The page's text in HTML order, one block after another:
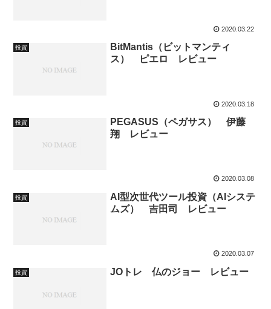
2020.03.22
投資
BitMantis（ビットマンティ
ス） ピエロ レビュー
2020.03.18
投資
PEGASUS（ペガサス） 伊藤
翔 レビュー
2020.03.08
投資
AI型次世代ツール投資（AIシステ
ムズ） 吉田司 レビュー
2020.03.07
投資 JOトレ 仏のジョー レビュー